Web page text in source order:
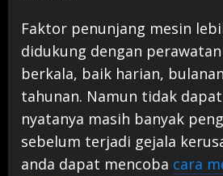
Faktor penunjang mesin
didukung dengan
berkala, baik harian,
tahunan. Namun tidak
nyatanya masih banyak
sebelum terjadi gejala
anda dapat mencoba cara